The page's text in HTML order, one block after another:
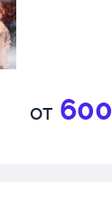
от 600